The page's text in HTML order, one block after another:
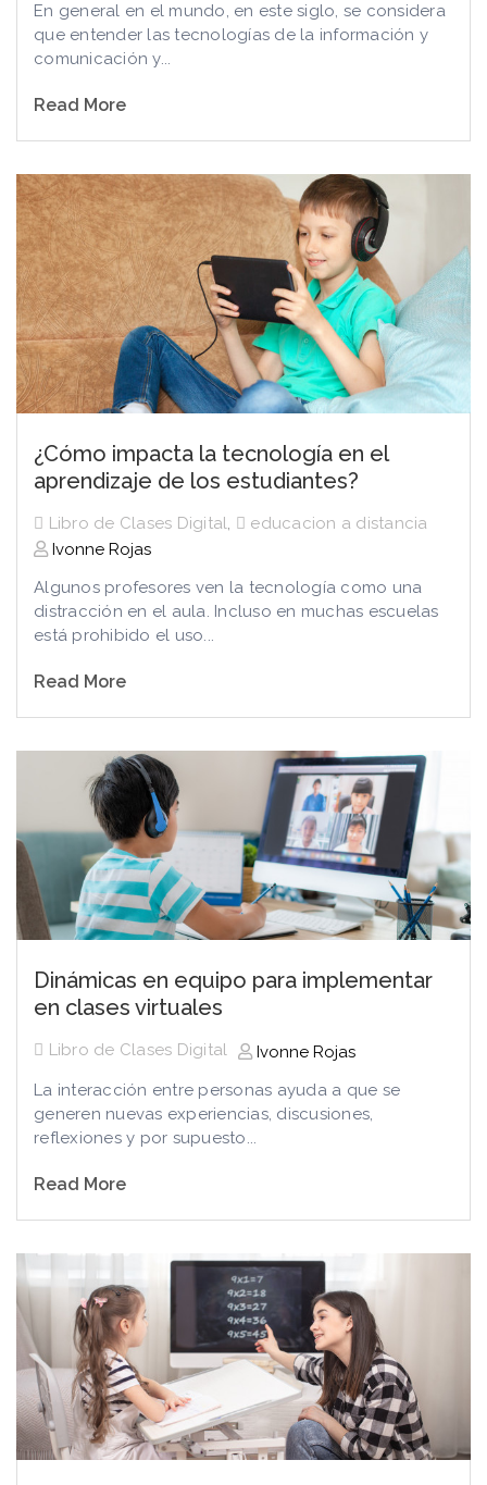
En general en el mundo, en este siglo, se considera
que entender las tecnologías de la información y
comunicación y...
Read More
¿Cómo impacta la tecnología en el
aprendizaje de los estudiantes?
Libro de Clases Digital,
educacion a distancia
Ivonne Rojas
Algunos profesores ven la tecnología como una
distracción en el aula. Incluso en muchas escuelas
está prohibido el uso...
Read More
Dinámicas en equipo para implementar
en clases virtuales
Libro de Clases Digital
Ivonne Rojas
La interacción entre personas ayuda a que se
generen nuevas experiencias, discusiones,
reflexiones y por supuesto...
Read More